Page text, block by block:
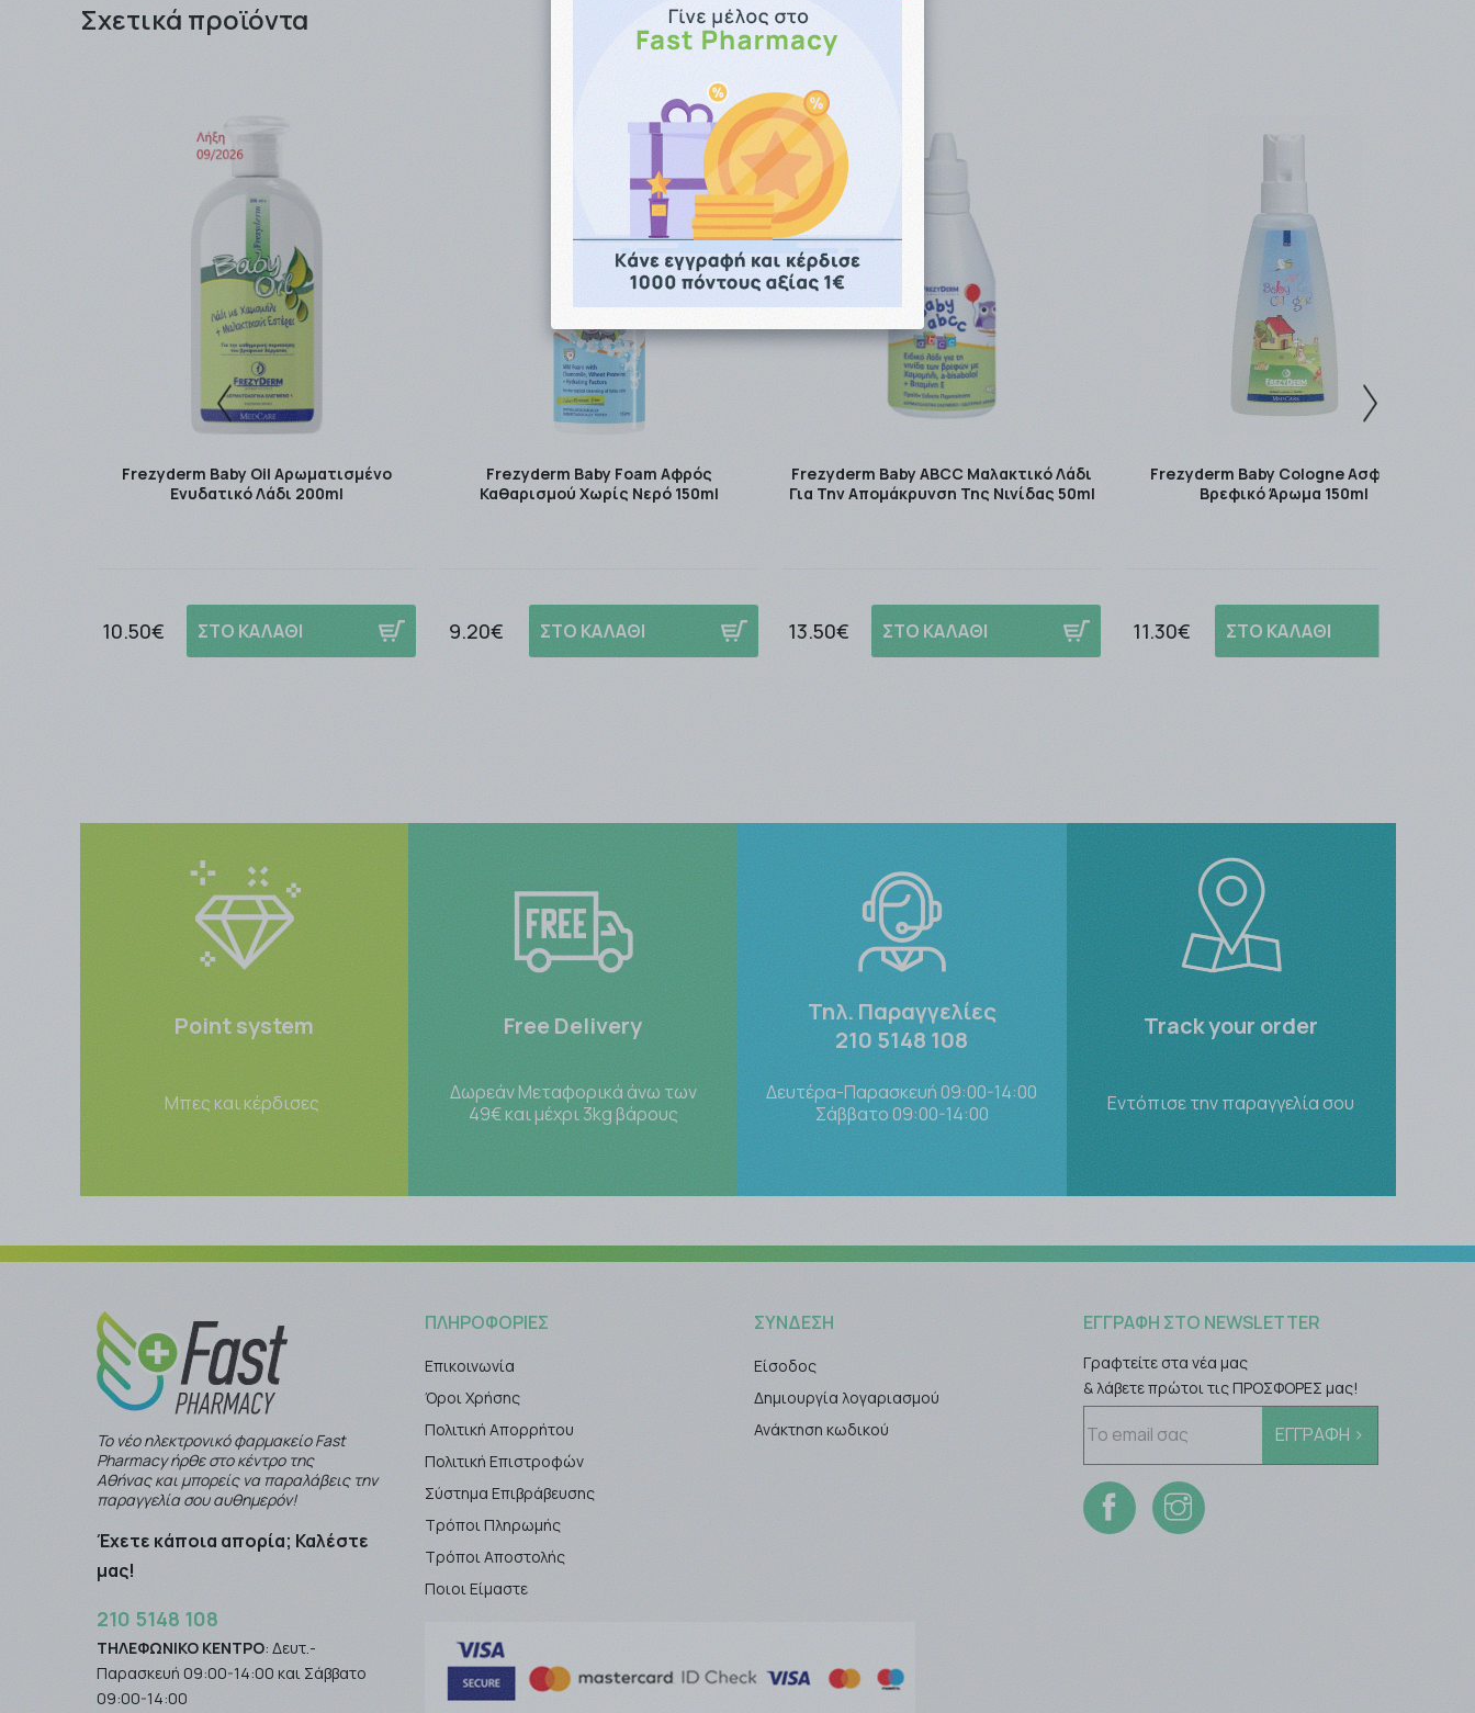
Τα προϊόντα μπορείτε να τα παραλάβετε είτε από το Φαρμακείο (αυθημερόν ή την επομένη εργάσιμη), είτε να σας αποσταλλούν από την
Η παράδοση των προϊόντων γίνεται συνήθως σε 1 - 3 εργάσιμες μέρες για αποστολές εντός Αττικής, ενώ για απομακρυσμένες περιοχές ο χρόνος
παράδοσης μπορεί να φτάσει τις 4- 5 εργάσιμες.
Η αποστολή είναιΔΩΡΕΑΝ
49,00 € ανεξαρτήτως βάρους με την BOX NOW.
49,00 € και έως 3kg με την Easymail.
49,00 € και έως 2kg με την ACS Courier.
Τα μη άμεσα διαθέσιμα προϊόντα αποστέλλονται μόλις καταστούν διαθέσιμα.
Για περισσότερες σχετικές πληροφορίες πατήστε εδώ
Τρόποι Αποστολής.
Σχετικά προϊόντα
Frezyderm Baby Oil Αρωματισμένο
Ενυδατικό Λάδι 200ml
10.50€ ΣΤΟ ΚΑΛΑΘΙ
Frezyderm Baby Foam Αφρός
Καθαρισμού Χωρίς Νερό 150ml
9.20€ ΣΤΟ ΚΑΛΑΘΙ
Frezyderm Baby ABCC Μαλακτικό Λάδι
Για Την Απομάκρυνση Της Νινίδας 50ml
13.50€ ΣΤΟ ΚΑΛΑΘΙ
Frezyderm Baby Cologne Ασφαλές
Βρεφικό Άρωμα 150ml
11.30€ ΣΤΟ ΚΑΛΑΘΙ
Point system
Μπες και κέρδισες
Free Delivery
Δωρεάν Μεταφορικά άνω των
49€ και μέχρι 3kg βάρους
Τηλ. Παραγγελίες
210 5148 108
Δευτέρα-Παρασκευή 09:00-14:00
Σάββατο 09:00-14:00
Track your order
Εντόπισε την παραγγελία σου
Το νέο ηλεκτρονικό φαρμακείο Fast
Pharmacy ήρθε στο κέντρο της
Αθήνας και μπορείς να παραλάβεις την
παραγγελία σου αυθημερόν!
Έχετε κάποια απορία; Καλέστε
μας!
210 5148 108
ΤΗΛΕΦΩΝΙΚΟ ΚΕΝΤΡΟ: Δευτ.-
Παρασκευή 09:00-14:00 και Σάββατο
09:00-14:00
ΠΛΗΡΟΦΟΡΊΕΣ
Επικοινωνία
Όροι Χρήσης
Πολιτική Απορρήτου
Πολιτική Επιστροφών
Σύστημα Επιβράβευσης
Τρόποι Πληρωμής
Τρόποι Αποστολής
Ποιοι Είμαστε
ΣΎΝΔΕΣΗ
Είσοδος
Δημιουργία λογαριασμού
Ανάκτηση κωδικού
ΕΓΓΡΑΦΉ ΣΤΟ NEWSLETTER
Γραφτείτε στα νέα μας
& λάβετε πρώτοι τις ΠΡΟΣΦΟΡΕΣ μας!